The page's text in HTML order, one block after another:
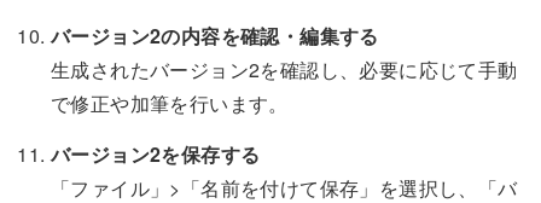
バージョン2の内容を確認・編集する
生成されたバージョン2を確認し、必要に応じて手動
で修正や加筆を行います。
バージョン2を保存する
「ファイル」>「名前を付けて保存」を選択し、「バ